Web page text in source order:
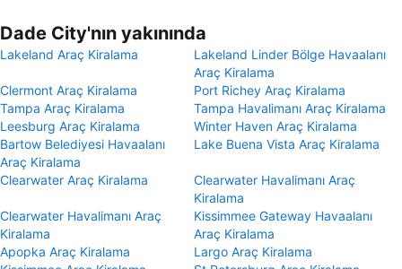
Dade City'nın yakınında
Lakeland Araç Kiralama
Lakeland Linder Bölge Havaalanı
Araç Kiralama
Clermont Araç Kiralama
Port Richey Araç Kiralama
Tampa Araç Kiralama
Tampa Havalimanı Araç Kiralama
Leesburg Araç Kiralama
Winter Haven Araç Kiralama
Bartow Belediyesi Havaalanı
Araç Kiralama
Lake Buena Vista Araç Kiralama
Clearwater Araç Kiralama
Clearwater Havalimanı Araç
Kiralama
Clearwater Havalimanı Araç
Kiralama
Kissimmee Gateway Havaalanı
Araç Kiralama
Apopka Araç Kiralama
Largo Araç Kiralama